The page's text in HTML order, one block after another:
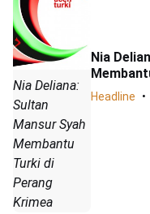
Nia Deliana:
Sultan
Mansur Syah
Membantu
Turki di
Perang
Krimea
Nia
Headline